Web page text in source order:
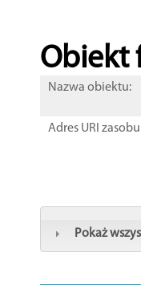
Obiekt
Nazwa obiektu:
Adres URI zasobu
Pokaż